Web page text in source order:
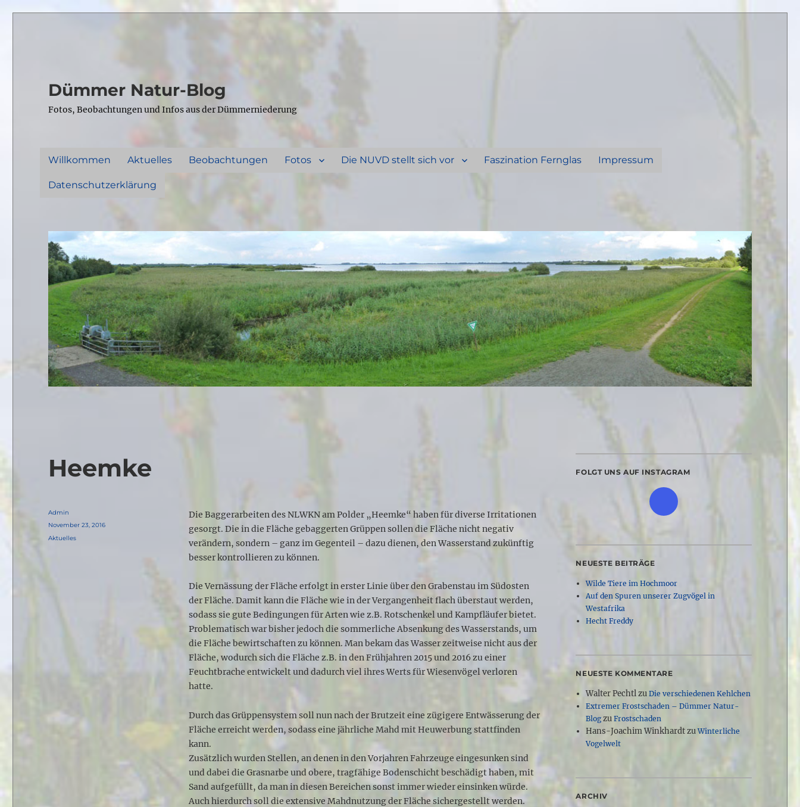
Dümmer Natur-Blog
Fotos, Beobachtungen und Infos aus der Dümmerniederung
Willkommen Aktuelles Beobachtungen Fotos Die NUVD stellt sich vor Faszination Fernglas Impressum
Datenschutzerklärung
Heemke
Die Baggerarbeiten des NLWKN am Polder „Heemke“ haben für diverse Irritationen
gesorgt. Die in die Fläche gebaggerten Grüppen sollen die Fläche nicht negativ
verändern, sondern – ganz im Gegenteil – dazu dienen, den Wasserstand zukünftig
besser kontrollieren zu können.
Die Vernässung der Fläche erfolgt in erster Linie über den Grabenstau im Südosten
der Fläche. Damit kann die Fläche wie in der Vergangenheit flach überstaut werden,
sodass sie gute Bedingungen für Arten wie z.B. Rotschenkel und Kampfläufer bietet.
Problematisch war bisher jedoch die sommerliche Absenkung des Wasserstands, um
die Fläche bewirtschaften zu können. Man bekam das Wasser zeitweise nicht aus der
Fläche, wodurch sich die Fläche z.B. in den Frühjahren 2015 und 2016 zu einer
Feuchtbrache entwickelt und dadurch viel ihres Werts für Wiesenvögel verloren
hatte.
Durch das Grüppensystem soll nun nach der Brutzeit eine zügigere Entwässerung der
Fläche erreicht werden, sodass eine jährliche Mahd mit Heuwerbung stattfinden
kann.
Zusätzlich wurden Stellen, an denen in den Vorjahren Fahrzeuge eingesunken sind
und dabei die Grasnarbe und obere, tragfähige Bodenschicht beschädigt haben, mit
Sand aufgefüllt, da man in diesen Bereichen sonst immer wieder einsinken würde.
Auch hierdurch soll die extensive Mahdnutzung der Fläche sichergestellt werden.
Autor
Admin
Veröffentlicht
am
November 23, 2016
Kategorien
Aktuelles
FOLGT UNS AUF INSTAGRAM
NEUESTE BEITRÄGE
Wilde Tiere im Hochmoor
Auf den Spuren unserer Zugvögel in
Westafrika
Hecht Freddy
NEUESTE KOMMENTARE
Walter Pechtlzu Die verschiedenen Kehlchen
Extremer Frostschaden – Dümmer Natur-
Blogzu Frostschaden
Hans-Joachim WinkhardtzuWinterliche
Vogelwelt
ARCHIV